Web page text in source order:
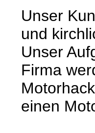
Unser
und
Unser
Firma
einen